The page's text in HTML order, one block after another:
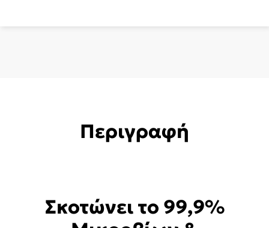
Περιγραφή
Σκοτώνει το 99,9%